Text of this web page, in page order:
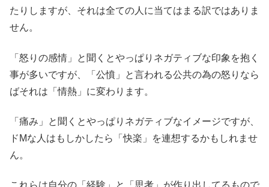
たりしますが、それは全ての人に当てはまる訳ではありま
せん。
「怒りの感情」と聞くとやっぱりネガティブな印象を抱く
事が多いですが、「公憤」と言われる公共の為の怒りなら
ばそれは「情熱」に変わります。
「痛み」と聞くとやっぱりネガティブなイメージですが、
ドMな人はもしかしたら「快楽」を連想するかもしれませ
ん。